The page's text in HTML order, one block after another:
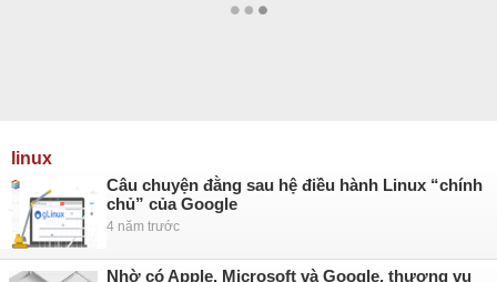
linux
Câu chuyện đằng sau hệ điều hành Linux “chính
chủ” của Google
4 năm trước
Nhờ có Apple, Microsoft và Google, thương vụ